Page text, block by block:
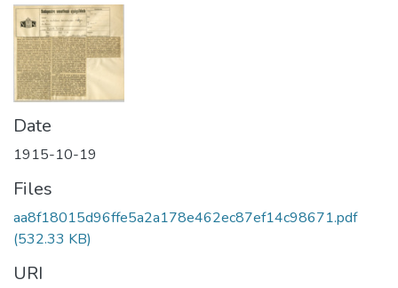
Date
1915-10-19
Files
aa8f18015d96ffe5a2a178e462ec87ef14c98671.pdf
(532.33 KB)
URI